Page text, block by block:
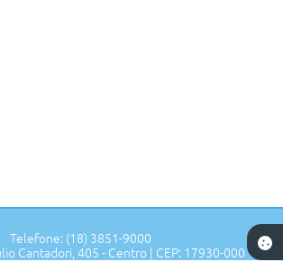
Telefone: (18) 3851-9000
Cantadori, 405 - Centro | CEP: 17930-000